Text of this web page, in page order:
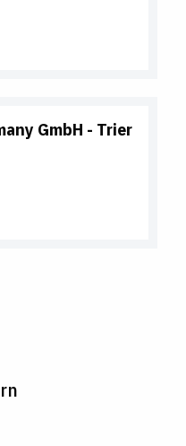
GmbH - Trier